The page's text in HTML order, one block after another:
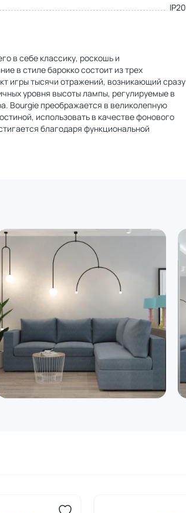
IP20
в себе классику, роскошь и
в стиле барокко состоит из трех
игры тысячи отражений, возникающий сразу
уровня высоты лампы, регулируемые в
Bourgie преображается в великолепную
использовать в качестве фонового
благодаря функциональной